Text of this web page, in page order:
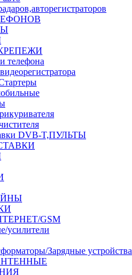
телефона
DVB-T,ПУЛЬТЫ
GSM
усилители
Зарядные устройства